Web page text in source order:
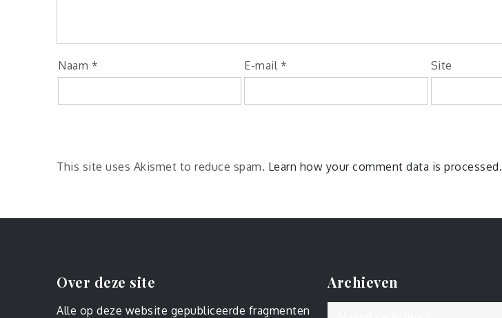
Naam * E-mail * Site
This site uses Akismet to reduce spam. Learn how your comment data is processed.
Over deze site
Alle op deze website gepubliceerde fragmenten
Archieven